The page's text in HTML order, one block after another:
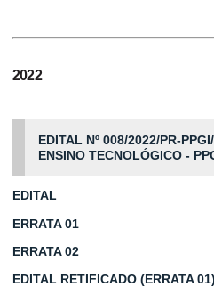
2022
EDITAL Nº 008/2022/PR-
ENSINO TECNOLÓGICO -
EDITAL
ERRATA 01
ERRATA 02
EDITAL RETIFICADO(ERRATA 01)